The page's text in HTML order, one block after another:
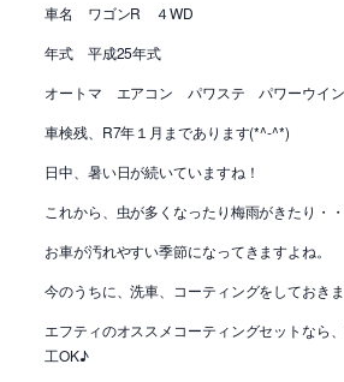
車名 ワゴンR ４WD
年式 平成25年式
オートマ エアコン パワステ パワーウイ
車検残、R7年１月まであります(*^-^*)
日中、暑い日が続いていますね！
これから、虫が多くなったり梅雨がきたり・・
お車が汚れやすい季節になってきますよね。
今のうちに、洗車、コーティングをしておき
エフティのオススメコーティングセットなら
工OK♪